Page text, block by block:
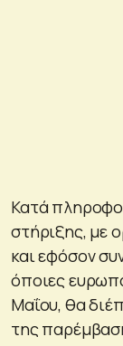
Κατά
στήριξης, με
και εφόσον
όποιες
Μαΐου, θα
της